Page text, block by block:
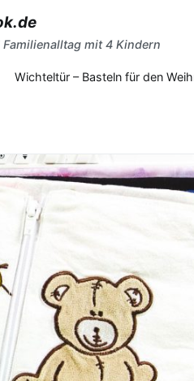
mit 4 Kindern
Wichteltür – Basteln für den